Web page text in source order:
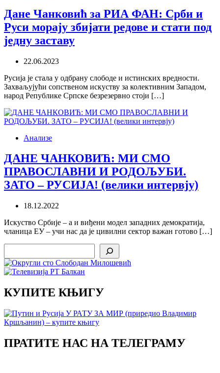
Дане Чанковић за РИА ФАН: Срби и
Руси морају збијати редове и стати под
једну заставу
22.06.2023
Русија је стала у одбрану слободе и истинских вредности.
Захваљујући сопственом искуству за колективним Западом,
народ Републике Српске безрезервно стоји […]
Анализе
ДАНЕ ЧАНКОВИЋ: МИ СМО
ПРАВОСЛАВНИ И РОДОЉУБИ.
ЗАТО – РУСИЈА! (велики интервју)
18.12.2022
Искуство Србије – а и виђени модел западних демократија,
чланица ЕУ – учи нас да је цивилни сектор важан готово […]
КУПИТЕ КЊИГУ
ПРАТИТЕ НАС НА ТЕЛЕГРАМУ